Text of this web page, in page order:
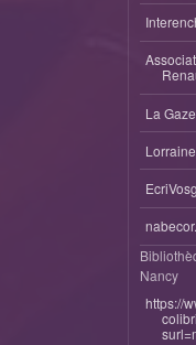
La
Nancy
https://